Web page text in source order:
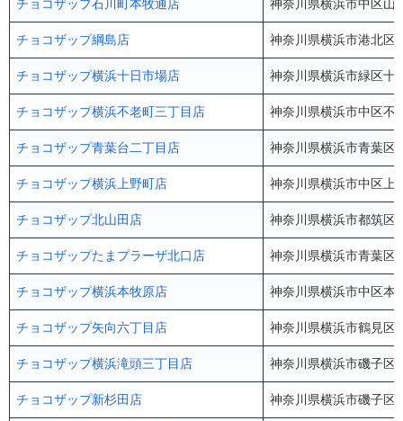
チョコザップ石川町本牧通店 神奈川県横浜市中区
チョコザップ綱島店 神奈川県横浜市港北
チョコザップ横浜十日市場店 神奈川県横浜市緑区
チョコザップ横浜不老町三丁目店 神奈川県横浜市中区
チョコザップ青葉台二丁目店 神奈川県横浜市青葉
チョコザップ横浜上野町店 神奈川県横浜市中区
チョコザップ北山田店 神奈川県横浜市都筑
チョコザップたまプラーザ北口店 神奈川県横浜市青葉
チョコザップ横浜本牧原店 神奈川県横浜市中区
チョコザップ矢向六丁目店 神奈川県横浜市鶴見
チョコザップ横浜滝頭三丁目店 神奈川県横浜市磯子
チョコザップ新杉田店 神奈川県横浜市磯子